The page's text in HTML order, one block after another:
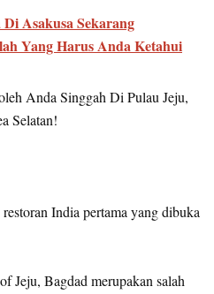
Asakusa Sekarang
Yang Harus Anda Ketahui
India pertama yang dibuka
Jeju, Bagdad merupakan salah